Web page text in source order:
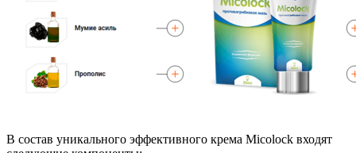
В состав уникального эффективного крема Micolock входят